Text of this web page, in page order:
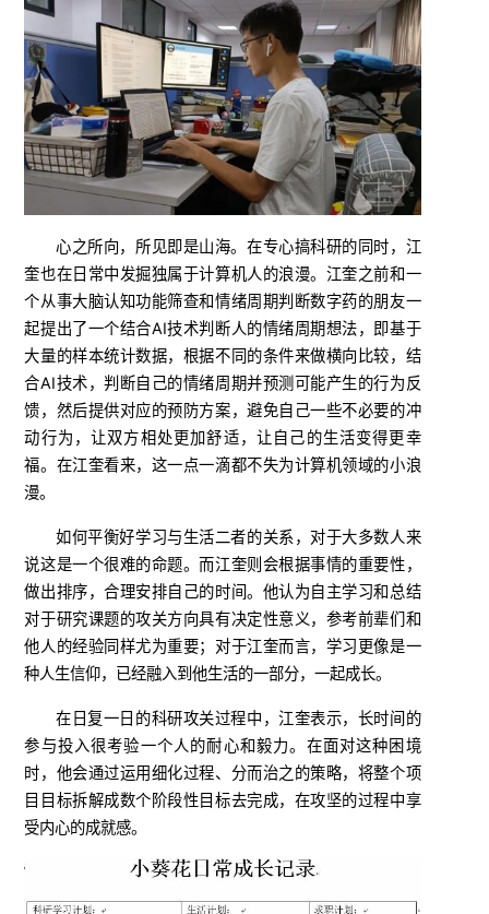
心之所向，所见即是山海。在专心搞科研的同时，江
奎也在日常中发掘独属于计算机人的浪漫。江奎之前和一
个从事大脑认知功能筛查和情绪周期判断数字药的朋友一
起提出了一个结合AI技术判断人的情绪周期想法，即基于
大量的样本统计数据，根据不同的条件来做横向比较，结
合AI技术，判断自己的情绪周期并预测可能产生的行为反
馈，然后提供对应的预防方案，避免自己一些不必要的冲
动行为，让双方相处更加舒适，让自己的生活变得更幸
福。在江奎看来，这一点一滴都不失为计算机领域的小浪
漫。
如何平衡好学习与生活二者的关系，对于大多数人来
说这是一个很难的命题。而江奎则会根据事情的重要性，
做出排序，合理安排自己的时间。他认为自主学习和总结
对于研究课题的攻关方向具有决定性意义，参考前辈们和
他人的经验同样尤为重要；对于江奎而言，学习更像是一
种人生信仰，已经融入到他生活的一部分，一起成长。
在日复一日的科研攻关过程中，江奎表示，长时间的
参与投入很考验一个人的耐心和毅力。在面对这种困境
时，他会通过运用细化过程、分而治之的策略，将整个项
目目标拆解成数个阶段性目标去完成，在攻坚的过程中享
受内心的成就感。